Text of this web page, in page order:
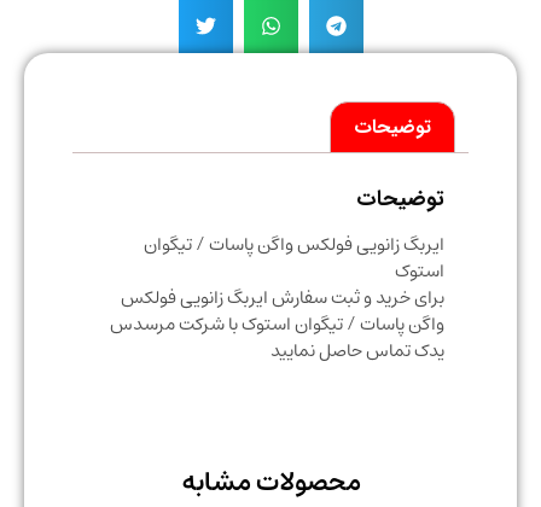
توضیحات
توضیحات
ایربگ زانویی فولکس واگن پاسات / تیگوان
استوک
برای خرید و ثبت سفارش ایربگ زانویی فولکس
واگن پاسات / تیگوان استوک با شرکت مرسدس
یدک تماس حاصل نمایید
محصولات مشابه